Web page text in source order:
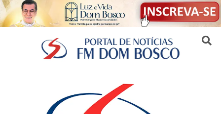
Sair da versão mobile